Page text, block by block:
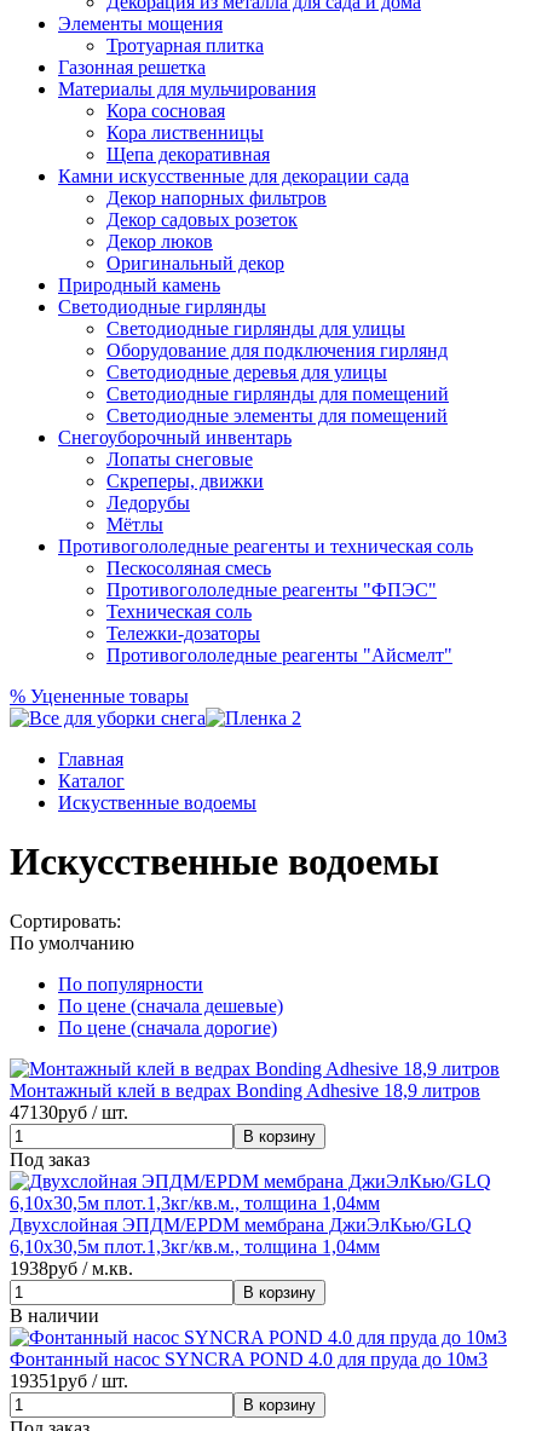
Элементы мощения
Тротуарная плитка
Газонная решетка
Материалы для мульчирования
Кора сосновая
Кора лиственницы
Щепа декоративная
Камни искусственные для декорации сада
Декор напорных фильтров
Декор садовых розеток
Декор люков
Оригинальный декор
Природный камень
Светодиодные гирлянды
Светодиодные гирлянды для улицы
Оборудование для подключения гирлянд
Светодиодные деревья для улицы
Светодиодные гирлянды для помещений
Светодиодные элементы для помещений
Снегоуборочный инвентарь
Лопаты снеговые
Скреперы, движки
Ледорубы
Мётлы
Противогололедные реагенты и техническая соль
Пескосоляная смесь
Противогололедные реагенты "ФПЭС"
Техническая соль
Тележки-дозаторы
Противогололедные реагенты "Айсмелт"
% Уцененные товары
Главная
Каталог
Искуственные водоемы
Искусственные водоемы
Сортировать:
По умолчанию
По популярности
По цене (сначала дешевые)
По цене (сначала дорогие)
Монтажный клей в ведрах Bonding Adhesive 18,9 литров
47130руб / шт.
Под заказ
Двухслойная ЭПДМ/EPDM мембрана ДжиЭлКью/GLQ
6,10х30,5м плот.1,3кг/кв.м., толщина 1,04мм
1938руб / м.кв.
В наличии
Фонтанный насос SYNCRA POND 4.0 для пруда до 10м3
19351руб / шт.